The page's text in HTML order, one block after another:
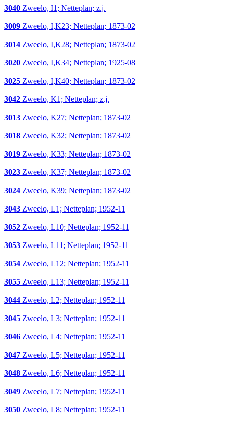
3040 Zweelo, I1; Netteplan; z.j.
3009 Zweelo, I,K23; Netteplan; 1873-02
3014 Zweelo, I,K28; Netteplan; 1873-02
3020 Zweelo, I,K34; Netteplan; 1925-08
3025 Zweelo, I,K40; Netteplan; 1873-02
3042 Zweelo, K1; Netteplan; z.j.
3013 Zweelo, K27; Netteplan; 1873-02
3018 Zweelo, K32; Netteplan; 1873-02
3019 Zweelo, K33; Netteplan; 1873-02
3023 Zweelo, K37; Netteplan; 1873-02
3024 Zweelo, K39; Netteplan; 1873-02
3043 Zweelo, L1; Netteplan; 1952-11
3052 Zweelo, L10; Netteplan; 1952-11
3053 Zweelo, L11; Netteplan; 1952-11
3054 Zweelo, L12; Netteplan; 1952-11
3055 Zweelo, L13; Netteplan; 1952-11
3044 Zweelo, L2; Netteplan; 1952-11
3045 Zweelo, L3; Netteplan; 1952-11
3046 Zweelo, L4; Netteplan; 1952-11
3047 Zweelo, L5; Netteplan; 1952-11
3048 Zweelo, L6; Netteplan; 1952-11
3049 Zweelo, L7; Netteplan; 1952-11
3050 Zweelo, L8; Netteplan; 1952-11